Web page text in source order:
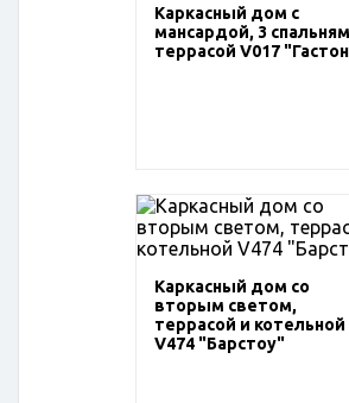
Каркасный дом с
мансардой, 3
террасой V017
Каркасный дом со
вторым светом,
террасой и котельной
V474 "Барстоу"